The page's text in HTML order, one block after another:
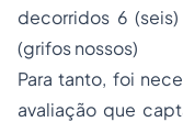
decorridos 6
(grifos nossos)
Para tanto, foi
avaliação que